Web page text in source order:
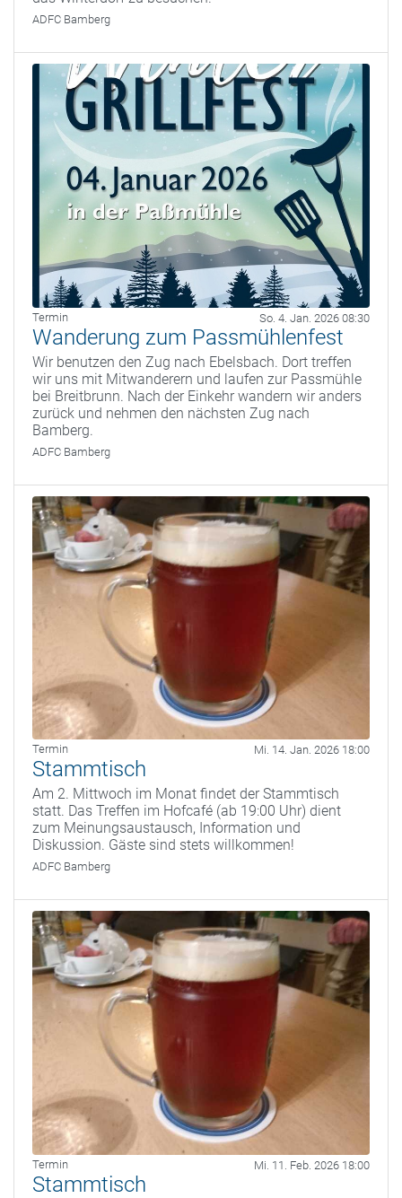
ADFC Bamberg
Termin So. 4. Jan. 2026 08:30
Wanderung zum Passmühlenfest
Wir benutzen den Zug nach Ebelsbach. Dort treffen
wir uns mit Mitwanderern und laufen zur Passmühle
bei Breitbrunn. Nach der Einkehr wandern wir anders
zurück und nehmen den nächsten Zug nach
Bamberg.
ADFC Bamberg
Termin Mi. 14. Jan. 2026 18:00
Stammtisch
Am 2. Mittwoch im Monat findet der Stammtisch
statt. Das Treffen im Hofcafé (ab 19:00 Uhr) dient
zum Meinungsaustausch, Information und
Diskussion. Gäste sind stets willkommen!
ADFC Bamberg
Termin Mi. 11. Feb. 2026 18:00
Stammtisch